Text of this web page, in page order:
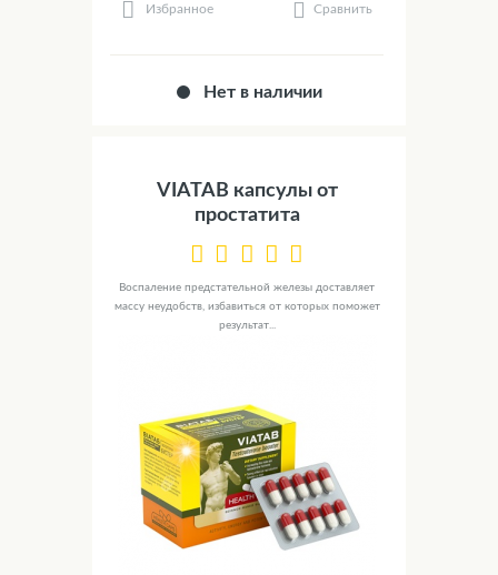
Избранное Сравнить
Нет в наличии
VIATAB капсулы от
простатита
Воспаление предстательной железы доставляет
массу неудобств, избавиться от которых поможет
результат...